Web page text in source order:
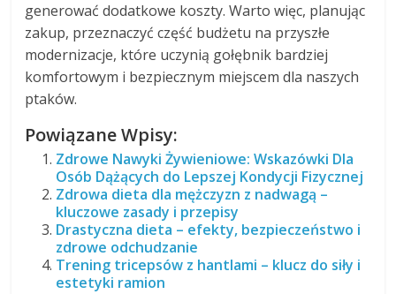
generować dodatkowe koszty. Warto więc, planując
zakup, przeznaczyć część budżetu na przyszłe
modernizacje, które uczynią gołębnik bardziej
komfortowym i bezpiecznym miejscem dla naszych
ptaków.
Powiązane Wpisy:
Zdrowe Nawyki Żywieniowe: Wskazówki Dla
Osób Dążących do Lepszej Kondycji Fizycznej
Zdrowa dieta dla mężczyzn z nadwagą –
kluczowe zasady i przepisy
Drastyczna dieta – efekty, bezpieczeństwo i
zdrowe odchudzanie
Trening tricepsów z hantlami – klucz do siły i
estetyki ramion